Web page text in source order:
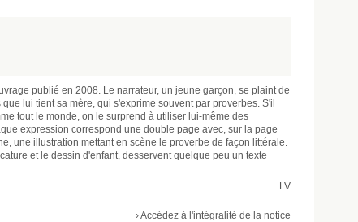
publié en 2008. Le narrateur, un jeune garçon, se plaint de
lui tient sa mère, qui s'exprime souvent par proverbes. S'il
tout le monde, on le surprend à utiliser lui-même des
expression correspond une double page avec, sur la page
une illustration mettant en scène le proverbe de façon littérale.
et le dessin d'enfant, desservent quelque peu un texte
LV
› Accédez à l'intégralité de la notice